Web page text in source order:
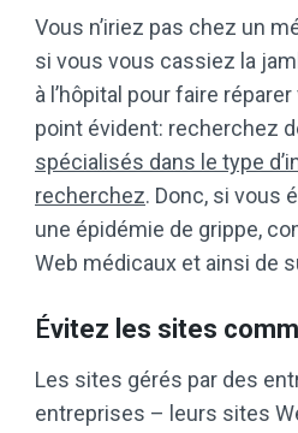
Vous n’iriez pas chez un
si vous vous cassiez la
à l’hôpital pour faire
point évident: recherchez
spécialisés dans le type
recherchez. Donc, si vous
une épidémie de grippe,
Web médicaux et ainsi de
Évitez les sites
Les sites gérés par des
entreprises – leurs sites